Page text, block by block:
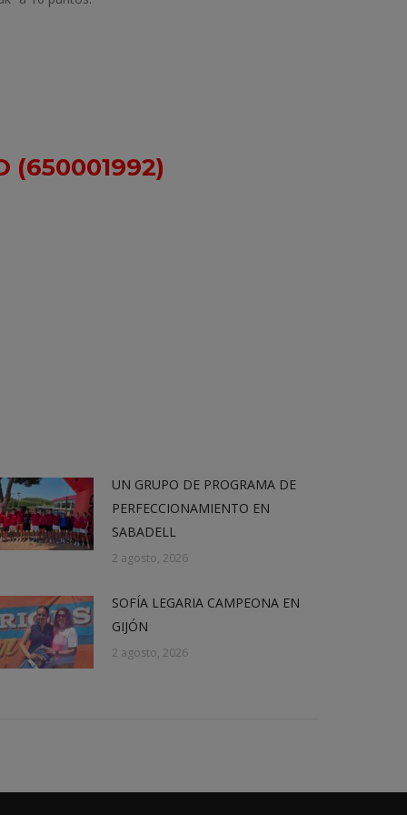
(650001992)
UN GRUPO DE PROGRAMA DE
PERFECCIONAMIENTO EN
SABADELL
2 agosto, 2026
SOFÍA LEGARIA CAMPEONA EN
GIJÓN
2 agosto, 2026